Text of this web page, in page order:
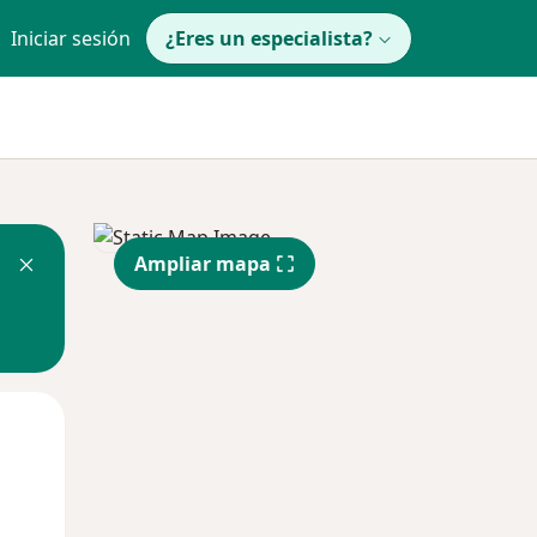
Iniciar sesión ¿Eres un especialista?
Ampliar mapa